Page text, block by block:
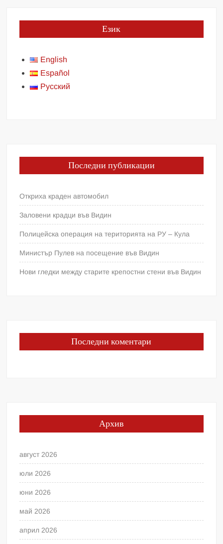
Език
English
Español
Русский
Последни публикации
Откриха краден автомобил
Заловени крадци във Видин
Полицейска операция на територията на РУ – Кула
Министър Пулев на посещение във Видин
Нови гледки между старите крепостни стени във Видин
Последни коментари
Архив
август 2026
юли 2026
юни 2026
май 2026
април 2026